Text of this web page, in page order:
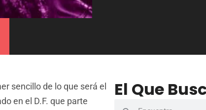
sencillo de lo que será el
en el D.F. que parte
El Que